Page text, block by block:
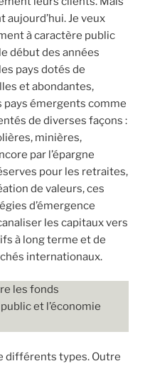
Je veux
à caractère public
début des années
pays dotés de
et abondantes,
pays émergents comme
de diverses façons :
minières,
par l’épargne
pour les retraites,
de valeurs, ces
d’émergence
les capitaux vers
à long terme et de
internationaux.
les fonds
et l’économie
différents types. Outre